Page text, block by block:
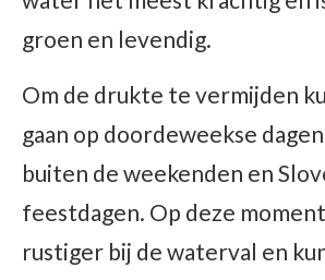
groen en levendig.
Om de drukte te vermijden
gaan op doordeweekse
buiten de weekenden en
feestdagen. Op deze
rustiger bij de waterval en